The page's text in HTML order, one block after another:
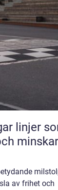
linjer
minskar
av frihet och